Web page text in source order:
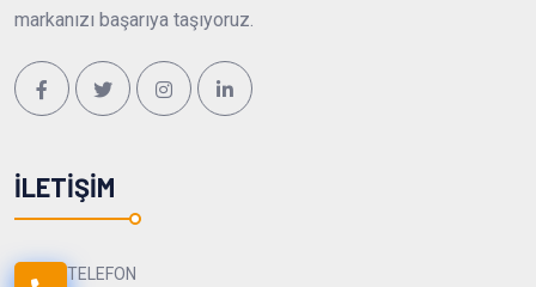
markanızı başarıya taşıyoruz.
İLETIŞIM
TELEFON